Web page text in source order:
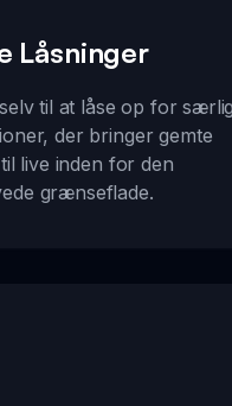
Låsninger
til at låse op for
der bringer gemte
live inden for den
grænseflade.